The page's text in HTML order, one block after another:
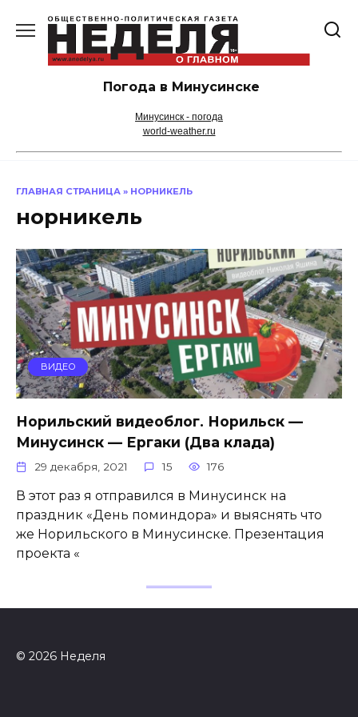
содержанию
Погода в Минусинске
Минусинск - погода
world-weather.ru
ГЛАВНАЯ СТРАНИЦА » НОРНИКЕЛЬ
норникель
ВИДЕО
Норильский видеоблог. Норильск —
Минусинск — Ергаки (Два клада)
29 декабря, 2021 15 176
В этот раз я отправился в Минусинск на
праздник «День поминдора» и выяснять что
же Норильского в Минусинске. Презентация
проекта «
© 2026 Неделя